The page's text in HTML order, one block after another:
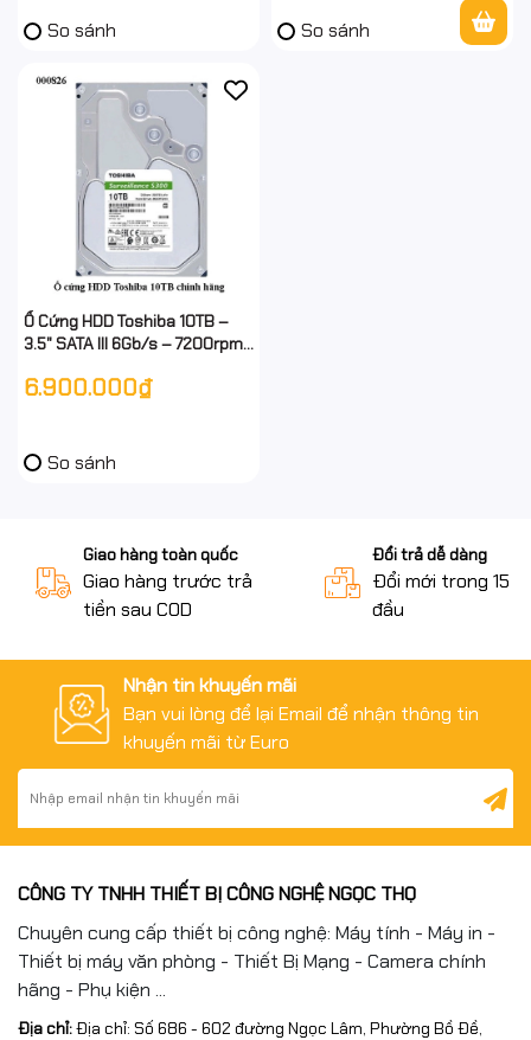
So sánh So sánh
Ổ Cứng HDD Toshiba 10TB –
3.5" SATA III 6Gb/s – 7200rpm,
Full VAT
6.900.000₫
So sánh
Giao hàng toàn quốc
Giao hàng trước trả
tiền sau COD
Đổi trả dễ dàng
Đổi mới trong 15
đầu
Nhận tin khuyến mãi
Bạn vui lòng để lại Email để nhận thông tin
khuyến mãi từ Euro
CÔNG TY TNHH THIẾT BỊ CÔNG NGHỆ NGỌC THỌ
Chuyên cung cấp thiết bị công nghệ: Máy tính - Máy in -
Thiết bị máy văn phòng - Thiết Bị Mạng - Camera chính
hãng - Phụ kiện ...
Địa chỉ:Địa chỉ: Số 686 - 602 đường Ngọc Lâm, Phường Bồ Đề,